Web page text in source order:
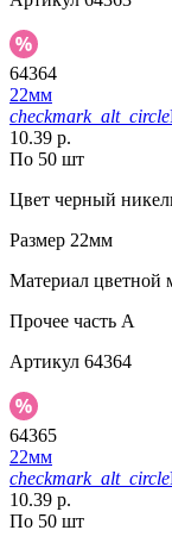
64364
22мм
checkmark_alt_circle
10.39 р.
По 50 шт
Цвет черный
Размер 22мм
Материал цветной
Прочее часть A
Артикул 64364
64365
22мм
checkmark_alt_circle
10.39 р.
По 50 шт